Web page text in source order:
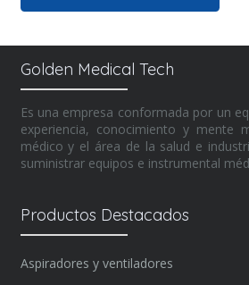
Golden Medical Tech
Es una empresa conformada por un
experiencia, conocimiento y mente
médico y el área de la salud e
suministrar equipos e instrumental
Productos Destacados
Aspiradores y ventiladores